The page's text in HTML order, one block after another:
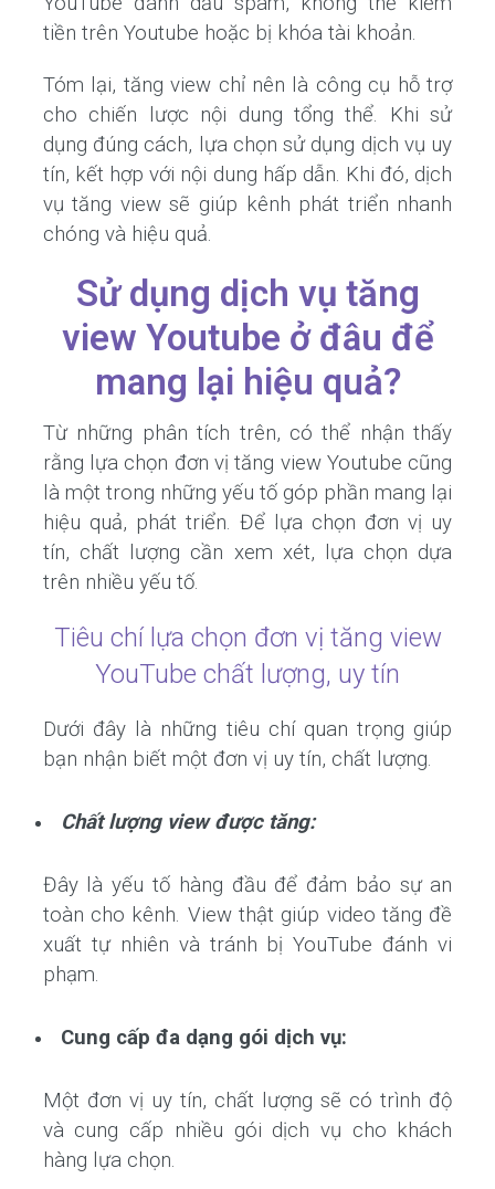
tiền trên Youtube hoặc bị khóa tài khoản.
Tóm lại, tăng view chỉ nên là công cụ hỗ trợ
cho chiến lược nội dung tổng thể. Khi sử
dụng đúng cách, lựa chọn sử dụng dịch vụ uy
tín, kết hợp với nội dung hấp dẫn. Khi đó, dịch
vụ tăng view sẽ giúp kênh phát triển nhanh
chóng và hiệu quả.
Sử dụng dịch vụ tăng
view Youtube ở đâu để
mang lại hiệu quả?
Từ những phân tích trên, có thể nhận thấy
rằng lựa chọn đơn vị tăng view Youtube cũng
là một trong những yếu tố góp phần mang lại
hiệu quả, phát triển. Để lựa chọn đơn vị uy
tín, chất lượng cần xem xét, lựa chọn dựa
trên nhiều yếu tố.
Tiêu chí lựa chọn đơn vị tăng view
YouTube chất lượng, uy tín
Dưới đây là những tiêu chí quan trọng giúp
bạn nhận biết một đơn vị uy tín, chất lượng.
Chất lượng view được tăng:
Đây là yếu tố hàng đầu để đảm bảo sự an
toàn cho kênh. View thật giúp video tăng đề
xuất tự nhiên và tránh bị YouTube đánh vi
phạm.
Cung cấp đa dạng gói dịch vụ:
Một đơn vị uy tín, chất lượng sẽ có trình độ
và cung cấp nhiều gói dịch vụ cho khách
hàng lựa chọn.